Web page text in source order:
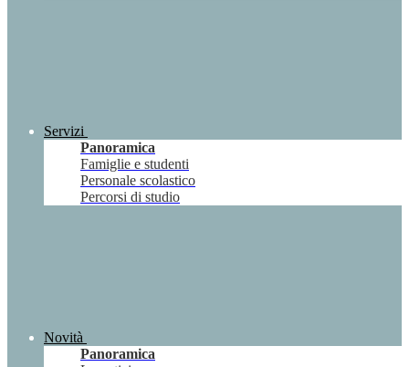
Servizi
Panoramica
Famiglie e studenti
Personale scolastico
Percorsi di studio
Novità
Panoramica